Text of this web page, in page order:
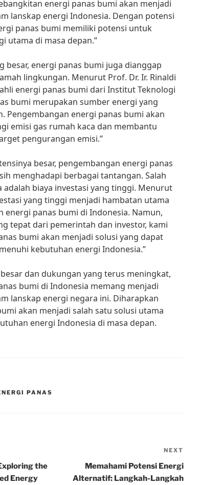
energi panas bumi akan menjadi
lanskap energi Indonesia. Dengan potensi
panas bumi memiliki potensi untuk
utama di masa depan.”
besar, energi panas bumi juga dianggap
lingkungan. Menurut Prof. Dr. Ir. Rinaldi
energi panas bumi dari Institut Teknologi
bumi merupakan sumber energi yang
Pengembangan energi panas bumi akan
emisi gas rumah kaca dan membantu
pengurangan emisi.”
besar, pengembangan energi panas
menghadapi berbagai tantangan. Salah
biaya investasi yang tinggi. Menurut
yang tinggi menjadi hambatan utama
energi panas bumi di Indonesia. Namun,
tepat dari pemerintah dan investor, kami
bumi akan menjadi solusi yang dapat
kebutuhan energi Indonesia.”
dan dukungan yang terus meningkat,
bumi di Indonesia memang menjadi
lanskap energi negara ini. Diharapkan
akan menjadi salah satu solusi utama
energi Indonesia di masa depan.
PANAS
the
Energy
Post
NEXT
Memahami Potensi Energi
Alternatif: Langkah-Langkah